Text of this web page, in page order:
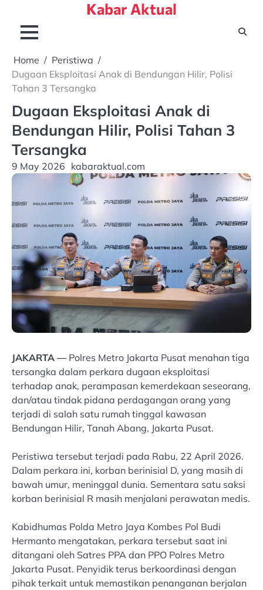
content
Kabar Aktual
Home
Peristiwa
Dugaan Eksploitasi Anak di Bendungan Hilir, Polisi
Tahan 3 Tersangka
Dugaan Eksploitasi Anak di
Bendungan Hilir, Polisi Tahan 3
Tersangka
9 May 2026 kabaraktual.com
JAKARTA — Polres Metro Jakarta Pusat menahan tiga
tersangka dalam perkara dugaan eksploitasi
terhadap anak, perampasan kemerdekaan seseorang,
dan/atau tindak pidana perdagangan orang yang
terjadi di salah satu rumah tinggal kawasan
Bendungan Hilir, Tanah Abang, Jakarta Pusat.
Peristiwa tersebut terjadi pada Rabu, 22 April 2026.
Dalam perkara ini, korban berinisial D, yang masih di
bawah umur, meninggal dunia. Sementara satu saksi
korban berinisial R masih menjalani perawatan medis.
Kabidhumas Polda Metro Jaya Kombes Pol Budi
Hermanto mengatakan, perkara tersebut saat ini
ditangani oleh Satres PPA dan PPO Polres Metro
Jakarta Pusat. Penyidik terus berkoordinasi dengan
pihak terkait untuk memastikan penanganan berjalan